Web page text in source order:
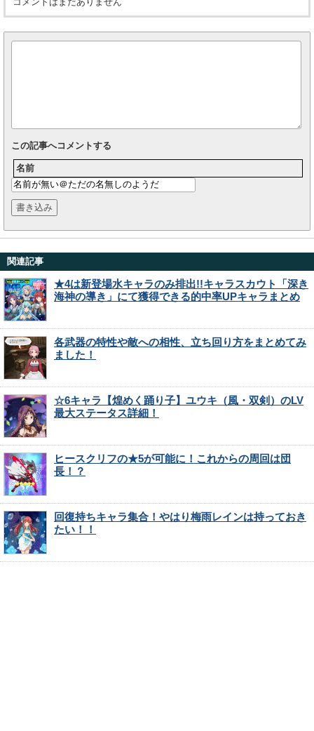
この記事へコメントする
名前
関連記事
★4は新登場水キャラのみ排出!!キャラスカウト「深き
海神の導き」にて獲得できる的中率UPキャラまとめ
各武器の特性や敵への相性、立ち回り方をまとめてみ
ました！
☆6キャラ【煌めく踊り子】ユウキ（風・双剣）のLV
最大ステータス詳細！
ヒースクリフの★5が可能に！これからの周回は団
長！？
回復持ちキャラ集合！やはり梅雨レインは持っておき
たい！！